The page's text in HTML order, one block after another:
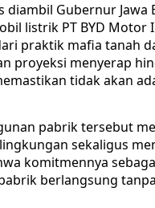
diambil Gubernur
listrik PT BYD Motor
praktik mafia tanah
proyeksi menyerap
tidak akan
pabrik tersebut
sekaligus
komitmennya
berlangsung